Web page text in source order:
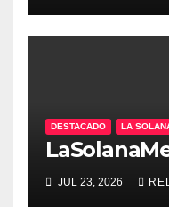
DESTACADO LA
JUL 23, 2026